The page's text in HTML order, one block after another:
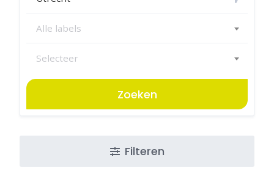
Alle labels
Selecteer
Zoeken
Filteren